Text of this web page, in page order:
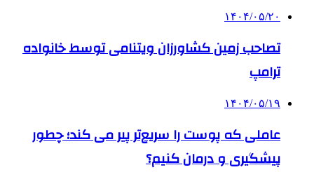
۱۴۰۴/۰۵/۲۰
تصاحب زمین کشاورزان ویتنامی توسط خانواده
ترامپ
۱۴۰۴/۰۵/۱۹
عاملی که پوست را سریع‌تر پیر می کند؛ چطور
پیشگیری و درمان کنیم؟